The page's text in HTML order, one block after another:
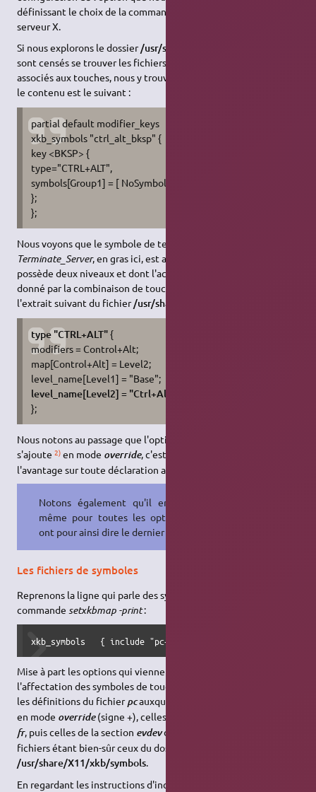
définissant le choix de la commande à utiliser pour arrêter le
serveur X.
Si nous explorons le dossier/usr/share/X11/xkb/symbols
sont censés se trouver les fichiers de définitions des symboles
associés aux touches, nous y trouvons le fichier
le contenu est le suivant :
partial default modifier_keys
xkb_symbols "ctrl_alt_bksp" {
key <BKSP> {
type="CTRL+ALT",
symbols[Group1] = [ NoSymbol,
};
};
Nous voyons que le symbole de terminaison du serveur,
Terminate_Server, en gras ici, est associé à la touche <BKSP> qui
possède deux niveaux et dont l'accès au deuxième niveau est
donné par la combinaison de touches
l'extrait suivant du fichier/usr/share/X11/xkb/types/pc
type "CTRL+ALT"{
modifiers = Control+Alt;
map[Control+Alt] = Level2;
level_name[Level1] = "Base";
level_name[Level2] = "Ctrl+Alt";
};
Nous notons au passage que l'option, introduite par un signe
s'ajoute2) en mode override, c'est à dire qu'elle prend
l'avantage sur toute déclaration antérieure.
Notons également qu'il en va de
même pour toutes les options qui
ont pour ainsi dire le dernier mot.
Les fichiers de symboles
Reprenons la ligne qui parle des symboles dans la sortie de la
commande setxkbmap -print:
Mise à part les options qui viennent en plus, nous lisons que
l'affectation des symboles de touche aux touches, se fait par
les définitions du fichierpcauxquelles viennent se surajouter,
en mode override(signe +), celles de la section
fr, puis celles de la section evdevdu fichier
fichiers étant bien-sûr ceux du dossier
/usr/share/X11/xkb/symbols.
En regardant les instructions d'inclusion à l'intérieur des